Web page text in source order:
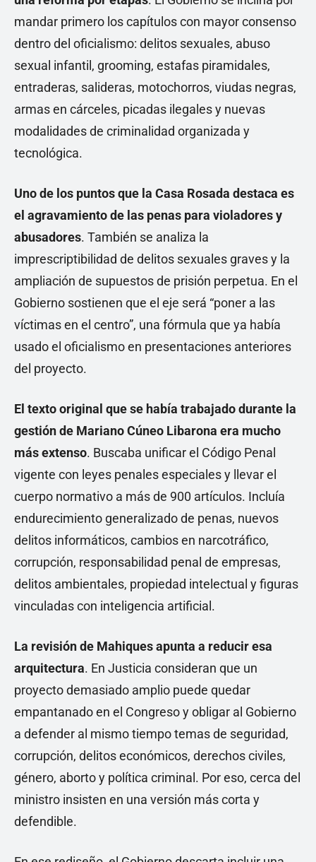
mandar primero los capítulos con mayor consenso
dentro del oficialismo: delitos sexuales, abuso
sexual infantil, grooming, estafas piramidales,
entraderas, salideras, motochorros, viudas negras,
armas en cárceles, picadas ilegales y nuevas
modalidades de criminalidad organizada y
tecnológica.
Uno de los puntos que la Casa Rosada destaca es
el agravamiento de las penas para violadores y
abusadores. También se analiza la
imprescriptibilidad de delitos sexuales graves y la
ampliación de supuestos de prisión perpetua. En el
Gobierno sostienen que el eje será “poner a las
víctimas en el centro”, una fórmula que ya había
usado el oficialismo en presentaciones anteriores
del proyecto.
El texto original que se había trabajado durante la
gestión de Mariano Cúneo Libarona era mucho
más extenso. Buscaba unificar el Código Penal
vigente con leyes penales especiales y llevar el
cuerpo normativo a más de 900 artículos. Incluía
endurecimiento generalizado de penas, nuevos
delitos informáticos, cambios en narcotráfico,
corrupción, responsabilidad penal de empresas,
delitos ambientales, propiedad intelectual y figuras
vinculadas con inteligencia artificial.
La revisión de Mahiques apunta a reducir esa
arquitectura. En Justicia consideran que un
proyecto demasiado amplio puede quedar
empantanado en el Congreso y obligar al Gobierno
a defender al mismo tiempo temas de seguridad,
corrupción, delitos económicos, derechos civiles,
género, aborto y política criminal. Por eso, cerca del
ministro insisten en una versión más corta y
defendible.